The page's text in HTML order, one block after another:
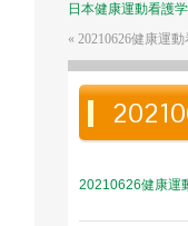
日本健康運動看護
« 20210626健康運
20210626健康運